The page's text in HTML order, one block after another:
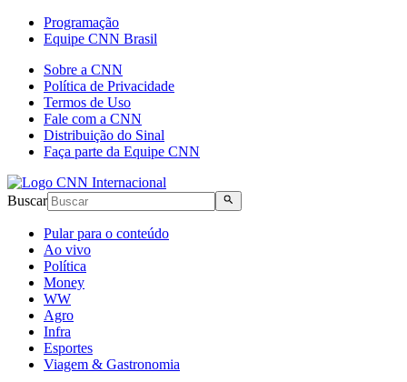
Programação
Equipe CNN Brasil
Sobre a CNN
Política de Privacidade
Termos de Uso
Fale com a CNN
Distribuição do Sinal
Faça parte da Equipe CNN
Buscar
Pular para o conteúdo
Ao vivo
Política
Money
WW
Agro
Infra
Esportes
Viagem & Gastronomia